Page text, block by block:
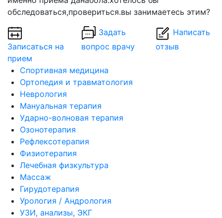
обследоваться,провериться.вы занимаетесь этим?
Записаться на
прием
Задать
вопрос врачу
Написать
отзыв
Спортивная медицина
Ортопедия и травматология
Неврология
Мануальная терапия
Ударно-волновая терапия
Озонотерапия
Рефлексотерапия
Физиотерапия
Лечебная физкультура
Массаж
Гирудотерапия
Урология / Андрология
УЗИ, анализы, ЭКГ